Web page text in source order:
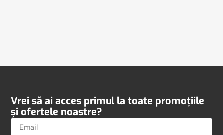
Vrei să ai acces primul la toate promoțiile
și ofertele noastre?